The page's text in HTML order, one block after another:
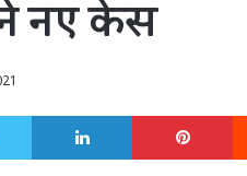
नए केस
Twitter LinkedIn